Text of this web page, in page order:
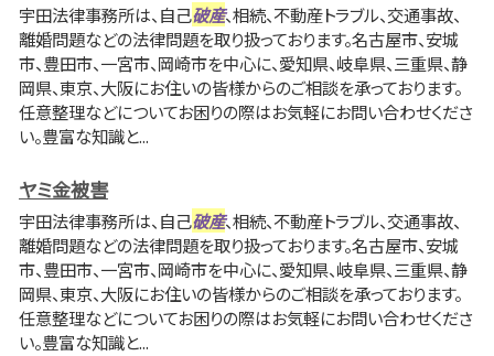
宇田法律事務所は、自己破産、相続、不動産トラブル、交通事故、
離婚問題などの法律問題を取り扱っております。名古屋市、安城
市、豊田市、一宮市、岡崎市を中心に、愛知県、岐阜県、三重県、静
岡県、東京、大阪にお住いの皆様からのご相談を承っております。
任意整理などについてお困りの際はお気軽にお問い合わせくださ
い。豊富な知識と...
ヤミ金被害
宇田法律事務所は、自己破産、相続、不動産トラブル、交通事故、
離婚問題などの法律問題を取り扱っております。名古屋市、安城
市、豊田市、一宮市、岡崎市を中心に、愛知県、岐阜県、三重県、静
岡県、東京、大阪にお住いの皆様からのご相談を承っております。
任意整理などについてお困りの際はお気軽にお問い合わせくださ
い。豊富な知識と...